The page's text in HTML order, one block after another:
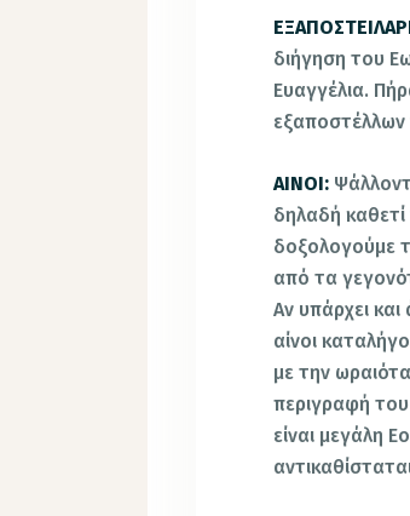
διήγηση του
Ευαγγέλια.
ΑΙΝΟΙ:
δηλαδή καθετί
δοξολογούμε
από τα
Αν υπάρχει
αίνοι
με την
περιγραφή
είναι μεγάλη